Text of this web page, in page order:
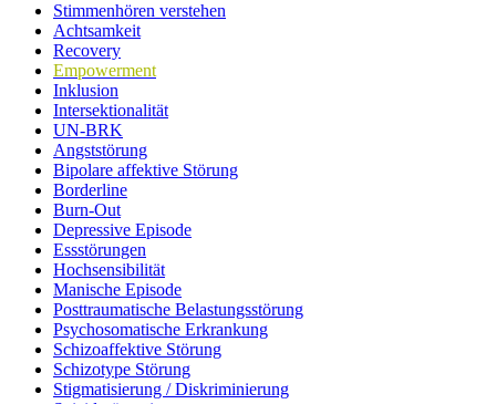
Stimmenhören verstehen
Achtsamkeit
Recovery
Empowerment
Inklusion
Intersektionalität
UN-BRK
Angststörung
Bipolare affektive Störung
Borderline
Burn-Out
Depressive Episode
Essstörungen
Hochsensibilität
Manische Episode
Posttraumatische Belastungsstörung
Psychosomatische Erkrankung
Schizoaffektive Störung
Schizotype Störung
Stigmatisierung / Diskriminierung